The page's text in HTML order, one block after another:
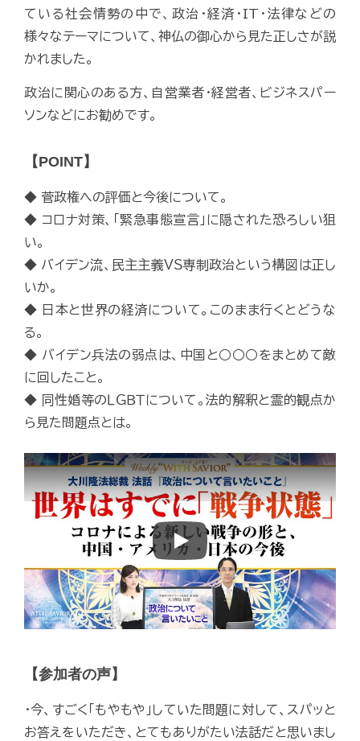
ている社会情勢の中で、政治・経済・IT・法律などの
様々なテーマについて、神仏の御心から見た正しさが説
かれました。
政治に関心のある方、自営業者・経営者、ビジネスパー
ソンなどにお勧めです。
【POINT】
◆ 菅政権への評価と今後について。
◆ コロナ対策、「緊急事態宣言」に隠された恐ろしい狙
い。
◆ バイデン流、民主主義ＶＳ専制政治という構図は正し
いか。
◆ 日本と世界の経済について。このまま行くとどうな
る。
◆ バイデン兵法の弱点は、中国と○○○をまとめて敵
に回したこと。
◆ 同性婚等のＬＧＢＴについて。法的解釈と霊的観点か
ら見た問題点とは。
Play
【参加者の声】
・今、すごく「もやもや」していた問題に対して、スパッと
お答えをいただき、とてもありがたい法話だと思いまし